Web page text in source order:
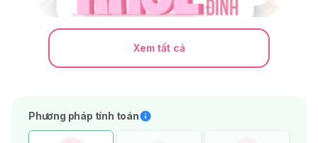
Xem tất cả
Phương pháp tính toán